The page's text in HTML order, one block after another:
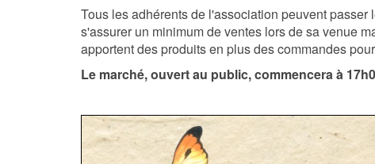
Tous les adhérents de l'association peuvent
s'assurer un minimum de ventes lors de sa venue
apportent des produits en plus des commandes
Le marché, ouvert au public, commencera à